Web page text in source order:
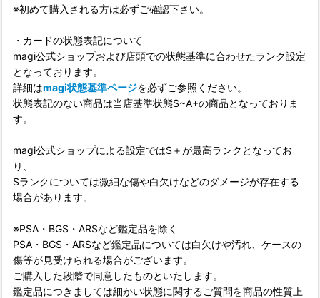
※初めて購入される方は必ずご確認下さい。
・カードの状態表記について
magi公式ショップおよび店頭での状態基準に合わせたランク設定
となっております。
詳細はmagi状態基準ページを必ずご参照ください。
状態表記のない商品は当店基準状態S~A+の商品となっておりま
す。
magi公式ショップによる設定ではS＋が最高ランクとなってお
り、
Sランクについては微細な傷や白欠けなどのダメージが存在する
場合があります。
※PSA・BGS・ARSなど鑑定品を除く
PSA・BGS・ARSなど鑑定品については白欠けや汚れ、ケースの
傷等が見受けられる場合がございます。
ご購入した段階で同意したものといたします。
鑑定品につきましては細かい状態に関するご質問を商品の性質上